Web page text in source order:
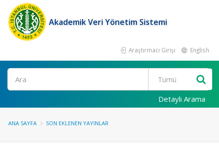
Akademik Veri Yönetim Sistemi
Araştırmacı Girişi English
Ara
Detaylı Arama
ANA SAYFA SON EKLENEN YAYINLAR